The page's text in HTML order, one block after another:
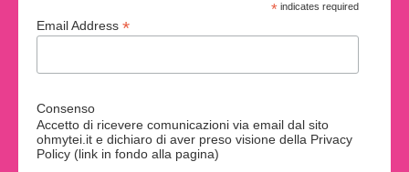
* indicates required
Email Address *
Consenso
Accetto di ricevere comunicazioni via email dal sito
ohmytei.it e dichiaro di aver preso visione della Privacy
Policy (link in fondo alla pagina)